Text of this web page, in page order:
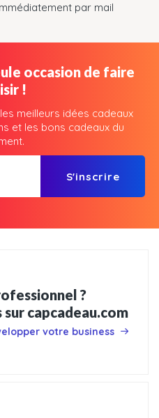
par mail
occasion de faire
!
meilleurs idées cadeaux
et les bons cadeaux du
S'inscrire
?
capcadeau.com
votre business